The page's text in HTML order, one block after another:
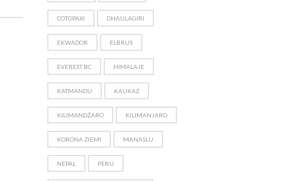
COTOPAXI DHAULAGIRI
EKWADOR ELBRUS
EVEREST BC HIMALAJE
KATMANDU KAUKAZ
KILIMANDŻARO KILIMANJARO
KORONA ZIEMI MANASLU
NEPAL PERU